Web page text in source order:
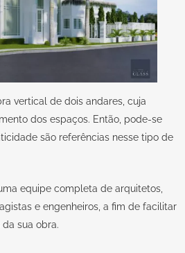
vertical de dois andares, cuja
dos espaços. Então, pode-se
são referências nesse tipo de
equipe completa de arquitetos,
e engenheiros, a fim de facilitar
sua obra.